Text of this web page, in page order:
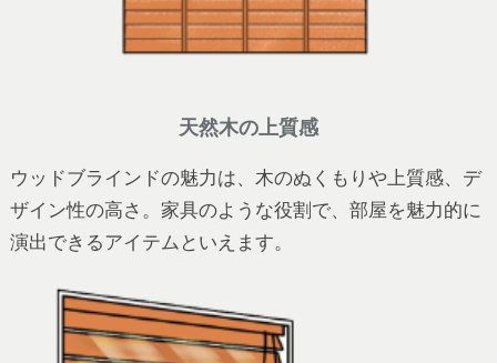
天然木の上質感
ウッドブラインドの魅力は、木のぬくもりや上質感、デ
ザイン性の高さ。家具のような役割で、部屋を魅力的に
演出できるアイテムといえます。